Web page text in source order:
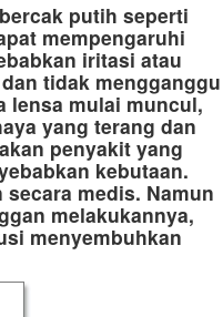
putih seperti
mempengaruhi
iritasi atau
tidak mengganggu
lensa mulai muncul,
yang terang dan
penyakit yang
kebutaan.
medis. Namun
melakukannya,
menyembuhkan